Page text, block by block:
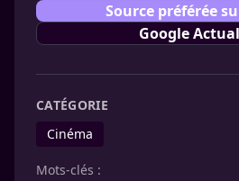
Source préférée
Google
CATÉGORIE
Cinéma
Mots-clés :